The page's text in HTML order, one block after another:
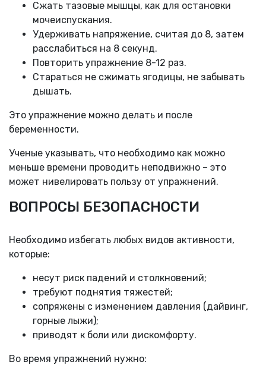
Сжать тазовые мышцы, как для остановки
мочеиспускания.
Удерживать напряжение, считая до 8, затем
расслабиться на 8 секунд.
Повторить упражнение 8-12 раз.
Стараться не сжимать ягодицы, не забывать
дышать.
Это упражнение можно делать и после
беременности.
Ученые указывать, что необходимо как можно
меньше времени проводить неподвижно – это
может нивелировать пользу от упражнений.
ВОПРОСЫ БЕЗОПАСНОСТИ
Необходимо избегать любых видов активности,
которые:
несут риск падений и столкновений;
требуют поднятия тяжестей;
сопряжены с изменением давления (дайвинг,
горные лыжи);
приводят к боли или дискомфорту.
Во время упражнений нужно: